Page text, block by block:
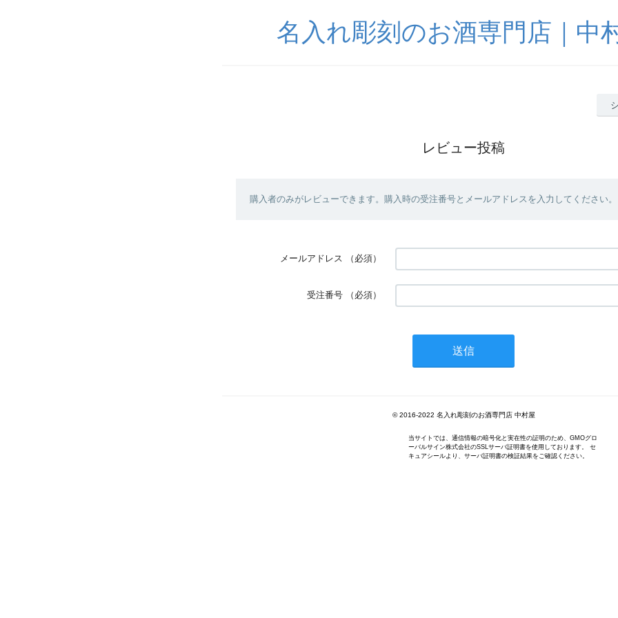
名入れ彫刻のお酒専門店｜中
レビュー投稿
購入者のみがレビューできます。購入時の受注番号とメールアドレスを入力してください。
メールアドレス （必須）
受注番号 （必須）
© 2016-2022 名入れ彫刻のお酒専門店 中村屋
当サイトでは、通信情報の暗号化と実在性の証明のため、GMOグロ
ーバルサイン株式会社のSSLサーバ証明書を使用しております。 セ
キュアシールより、サーバ証明書の検証結果をご確認ください。